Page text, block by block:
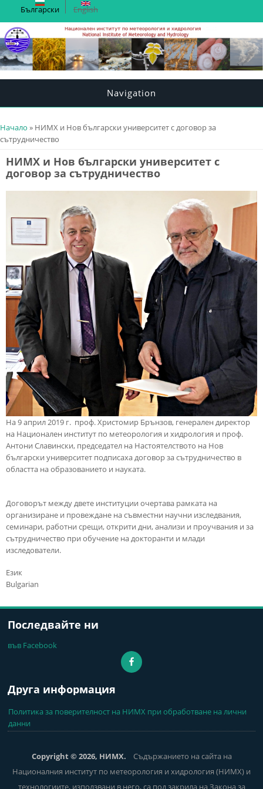
Български English
Navigation
You are here
Начало » НИМХ и Нов български университет с договор за
сътрудничество
НИМХ и Нов български университет с
договор за сътрудничество
На 9 април 2019 г. проф. Христомир Брънзов, генерален директор
на Национален институт по метеорология и хидрология и проф.
Антони Славински, председател на Настоятелството на Нов
български университет подписаха договор за сътрудничество в
областта на образованието и науката.
Договорът между двете институции очертава рамката на
организиране и провеждане на съвместни научни изследвания,
семинари, работни срещи, открити дни, анализи и проучвания и за
сътрудничество при обучение на докторанти и млади
изследователи.
Език
Bulgarian
Последвайте ни
във Facebook
Друга информация
Политика за поверителност на НИМХ при обработване на лични
данни
Copyright © 2026, НИМХ. Съдържанието на сайта на
Националния институт по метеорология и хидрология (НИМХ) и
технологиите, използвани в него, са под закрила на Закона за